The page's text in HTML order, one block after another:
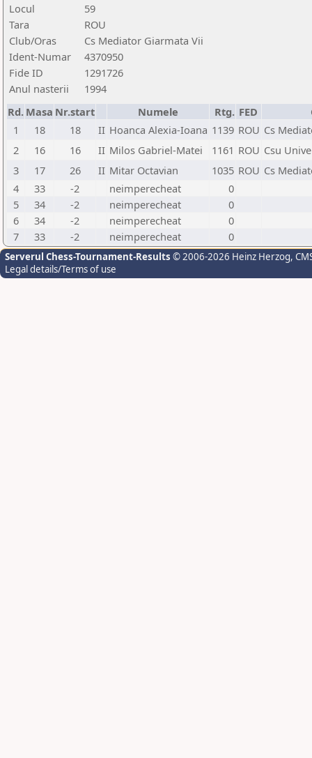
Locul
59
Tara
ROU
Club/Oras
Cs Mediator Giarmata Vii
Ident-Numar
4370950
Fide ID
1291726
Anul nasterii
1994
Rd. Masa Nr.start Numele Rtg. FED
1
18 18 II Hoanca Alexia-Ioana 1139 ROU Cs
2
16 16 II Milos Gabriel-Matei 1161 ROU Csu
3
17 26 II Mitar Octavian 1035 ROU Cs
4
33 -2 neimperecheat
0
5
34 -2 neimperecheat
0
6
34 -2 neimperecheat
0
7
33 -2 neimperecheat 0
Serverul Chess-Tournament-Results © 2006-2026 Heinz Herzog,
Legal details/Terms of use